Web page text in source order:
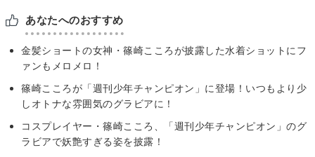
あなたへのおすすめ
金髪ショートの女神・篠崎こころが披露した水着ショットにフ
ァンもメロメロ！
篠崎こころが「週刊少年チャンピオン」に登場！いつもより少
しオトナな雰囲気のグラビアに！
コスプレイヤー・篠崎こころ、「週刊少年チャンピオン」のグ
ラビアで妖艶すぎる姿を披露！